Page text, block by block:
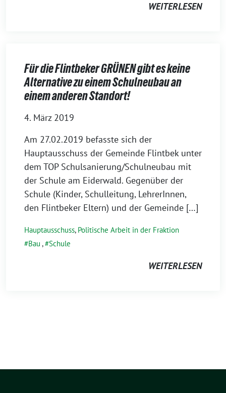
WEITERLESEN
Für die Flintbeker GRÜNEN gibt es keine
Alternative zu einem Schulneubau an
einem anderen Standort!
4. März 2019
Am 27.02.2019 befasste sich der
Hauptausschuss der Gemeinde Flintbek unter
dem TOP Schulsanierung/Schulneubau mit
der Schule am Eiderwald. Gegenüber der
Schule (Kinder, Schulleitung, LehrerInnen,
den Flintbeker Eltern) und der Gemeinde […]
Hauptausschuss, Politische Arbeit in der Fraktion
Bau , Schule
WEITERLESEN